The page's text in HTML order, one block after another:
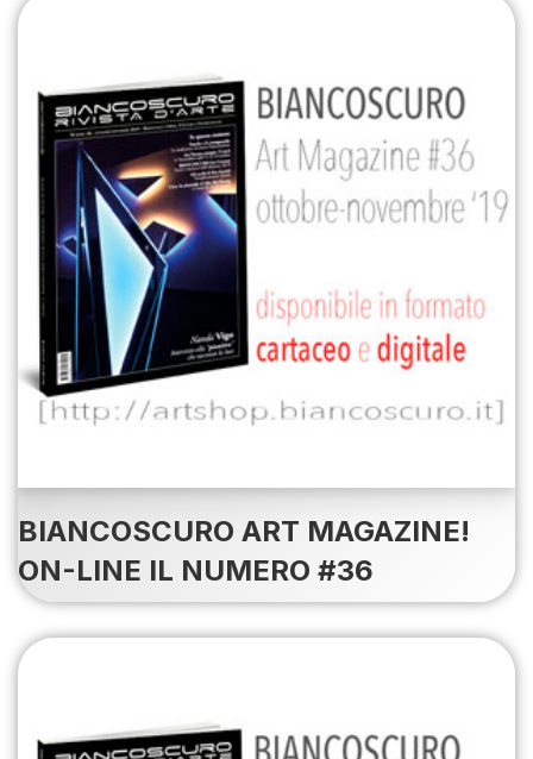
BIANCOSCURO ART MAGAZINE!
ON-LINE IL NUMERO #36